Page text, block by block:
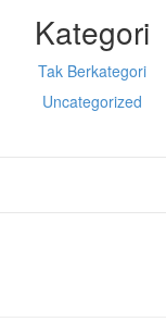
Kategori
Tak Berkategori
Uncategorized